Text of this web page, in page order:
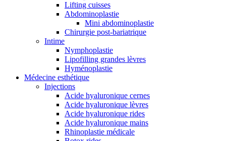
Lifting cuisses
Abdominoplastie
Mini abdominoplastie
Chirurgie post-bariatrique
Intime
Nymphoplastie
Lipofilling grandes lèvres
Hyménoplastie
Médecine esthétique
Injections
Acide hyaluronique cernes
Acide hyaluronique lèvres
Acide hyaluronique rides
Acide hyaluronique mains
Rhinoplastie médicale